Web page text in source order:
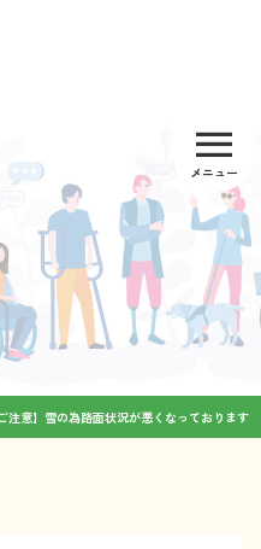
menu
メニュー
ご注意】雪の為路面状況が悪くなっております